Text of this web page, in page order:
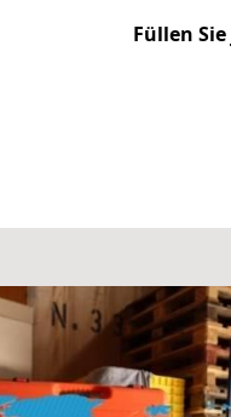
Füllen